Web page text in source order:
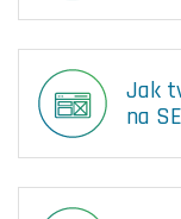
Jak
na